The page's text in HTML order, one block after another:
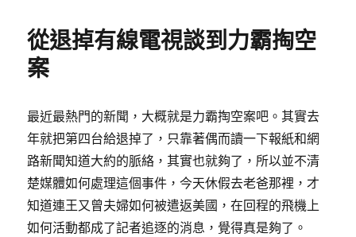
從退掉有線電視談到力霸掏空
案
最近最熱門的新聞，大概就是力霸掏空案吧。其實去
年就把第四台給退掉了，只靠著偶而讀一下報紙和網
路新聞知道大約的脈絡，其實也就夠了，所以並不清
楚媒體如何處理這個事件，今天休假去老爸那裡，才
知道連王又曾夫婦如何被遣返美國，在回程的飛機上
如何活動都成了記者追逐的消息，覺得真是夠了。